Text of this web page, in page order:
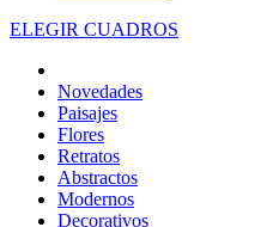
ELEGIR CUADROS
Novedades
Paisajes
Flores
Retratos
Abstractos
Modernos
Decorativos